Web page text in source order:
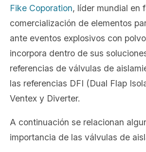
Fike Coporation, líder mundial en
comercialización de elementos
ante eventos explosivos con
incorpora dentro de sus
referencias de válvulas de
las referencias DFI (Dual Flap
Ventex y Diverter.
A continuación se relacionan
importancia de las válvulas de